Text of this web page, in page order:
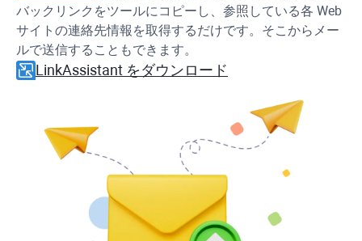
バックリンクをツールにコピーし、参照している各 Web
サイトの連絡先情報を取得するだけです。そこからメー
ルで送信することもできます。
LinkAssistant をダウンロード